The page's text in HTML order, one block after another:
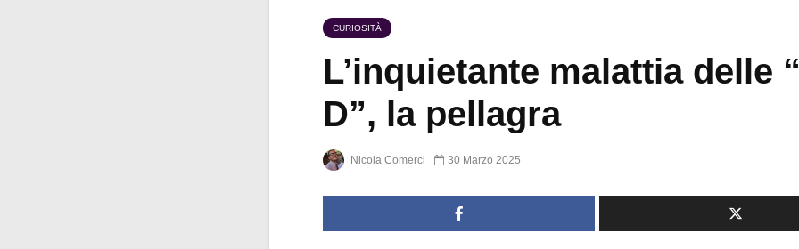
CURIOSITÀ
L’inquietante malattia delle
D”, la pellagra
Nicola Comerci 30 Marzo 2025